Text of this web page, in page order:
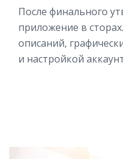
После финального
приложение в
описаний,
и настройкой